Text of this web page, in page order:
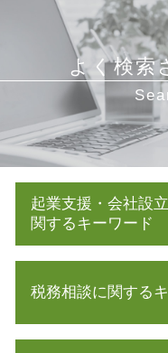
よく検索
起業支援・会社設
関するキーワード
事業計画 策定
起業 補助金
税務相談に関する